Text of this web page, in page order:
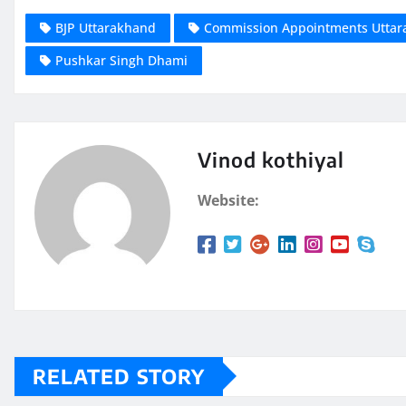
BJP Uttarakhand Commission Appointments
Pushkar Singh Dhami
Vinod kothiyal
Website:
RELATED STORY